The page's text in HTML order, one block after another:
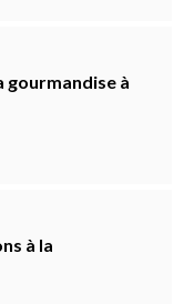
gourmandise à
à la